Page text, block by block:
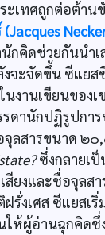
เทศถูกต่อต้าน
(Jacques
กคิดช่วยกันนำ
จะจัดขึ้น ซีแยส
นงานเขียนของเ
ดานักปฏิรูปการ
จุลสารขนาด ๒๐
ซึ่งกลายเ
สียงและชื่อจุลส
รั่งเศส ซีแยสเ
ให้ผู้อ่านฉุกคิดซึ่